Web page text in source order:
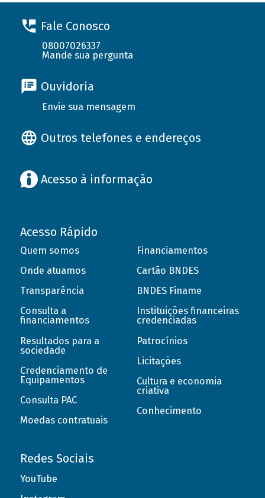
Fale Conosco
08007026337
Mande sua pergunta
Ouvidoria
Envie sua mensagem
Outros telefones e endereços
Acesso à informação
Acesso Rápido
Quem somos
Onde atuamos
Transparência
Consulta a
financiamentos
Resultados para a
sociedade
Credenciamento de
Equipamentos
Consulta PAC
Moedas contratuais
Financiamentos
Cartão BNDES
BNDES Finame
Instituições financeiras
credenciadas
Patrocínios
Licitações
Cultura e economia
criativa
Conhecimento
Redes Sociais
YouTube